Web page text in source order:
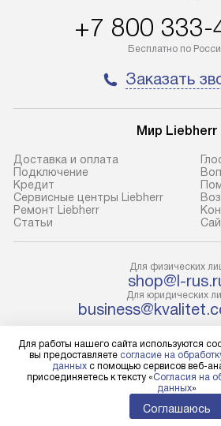
до представительства
транспортной компании в городе
условия доставки у менеджера
В оговоренный день служба
доставки доставит упакованный
прибор до подъезда. Если
требуется переместить прибор
до двери квартиры или до места
установки, пожалуйста,
с менеджером. За данную услугу
взимается дополнительная плата.
Учитывайте габариты прибора,
через дверной проем,
то сотрудники транспортной
службы не смогут демонтировать
дверцы, ручки или другие
выступающие элементы, так как
+7 800 333-
Бесплатно по
Заказать
Мир Liebherr
Доставка и оплата
Подключение
Кредит
Сервисные центры Liebherr
Ремонт Liebherr
Cтатьи
Для физических
shop@l-
Для юридических
НАПИСАТЬ
Политика
Карта сайта
Для работы нашего сайта используются
вы предоставляете согласие на
данных с помощью сервисов веб-
присоединяетесь к тексту «Согласия на
данных»
Соглашаюсь